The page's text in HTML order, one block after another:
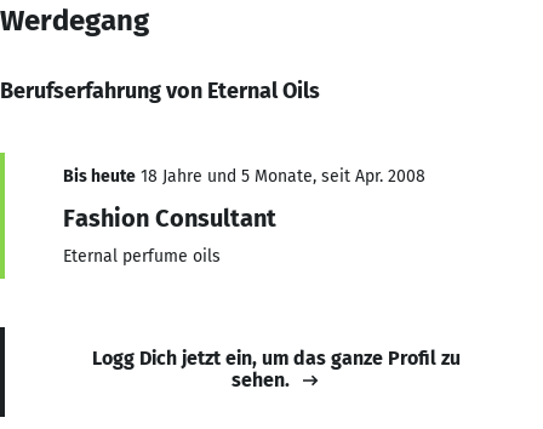
Werdegang
Berufserfahrung von Eternal Oils
Bis heute 18 Jahre und 5 Monate, seit Apr. 2008
Fashion Consultant
Eternal perfume oils
Logg Dich jetzt ein, um das ganze Profil zu
sehen.